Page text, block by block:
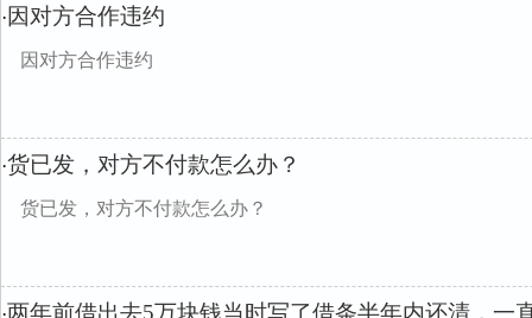
· 因对方合作违约
因对方合作违约
·货已发，对方不付款怎么办？
货已发，对方不付款怎么办？
·两年前借出去5万块钱当时写了借条半年内还清，一